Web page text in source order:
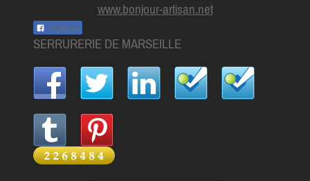
www.bonjour-artisan.net
Partager
SERRURERIE DE MARSEILLE